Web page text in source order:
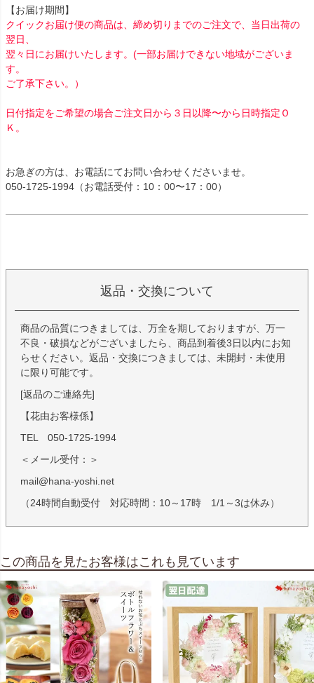
【お届け期間】
クイックお届け便の商品は、締め切りまでのご注文で、当日出荷の
翌日、
翌々日にお届けいたします。(一部お届けできない地域がございま
す。
ご了承下さい。）
日付指定をご希望の場合ご注文日から３日以降〜から日時指定Ｏ
Ｋ。
お急ぎの方は、お電話にてお問い合わせくださいませ。
050-1725-1994（お電話受付：10：00〜17：00）
返品・交換について
商品の品質につきましては、万全を期しておりますが、万一
不良・破損などがございましたら、商品到着後3日以内にお知
らせください。返品・交換につきましては、未開封・未使用
に限り可能です。
[返品のご連絡先]
【花由お客様係】
TEL 050-1725-1994
＜メール受付：＞
mail@hana-yoshi.net
（24時間自動受付 対応時間：10～17時 1/1～3は休み）
この商品を見たお客様はこれも見ています